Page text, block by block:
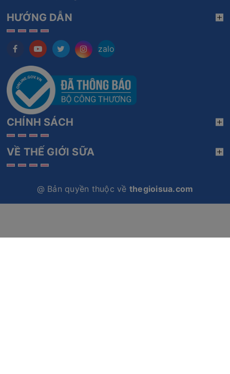
HƯỚNG DẪN
zalo
CHÍNH SÁCH
VỀ THẾ GIỚI SỮA
@ Bản quyền thuộc về thegioisua.com